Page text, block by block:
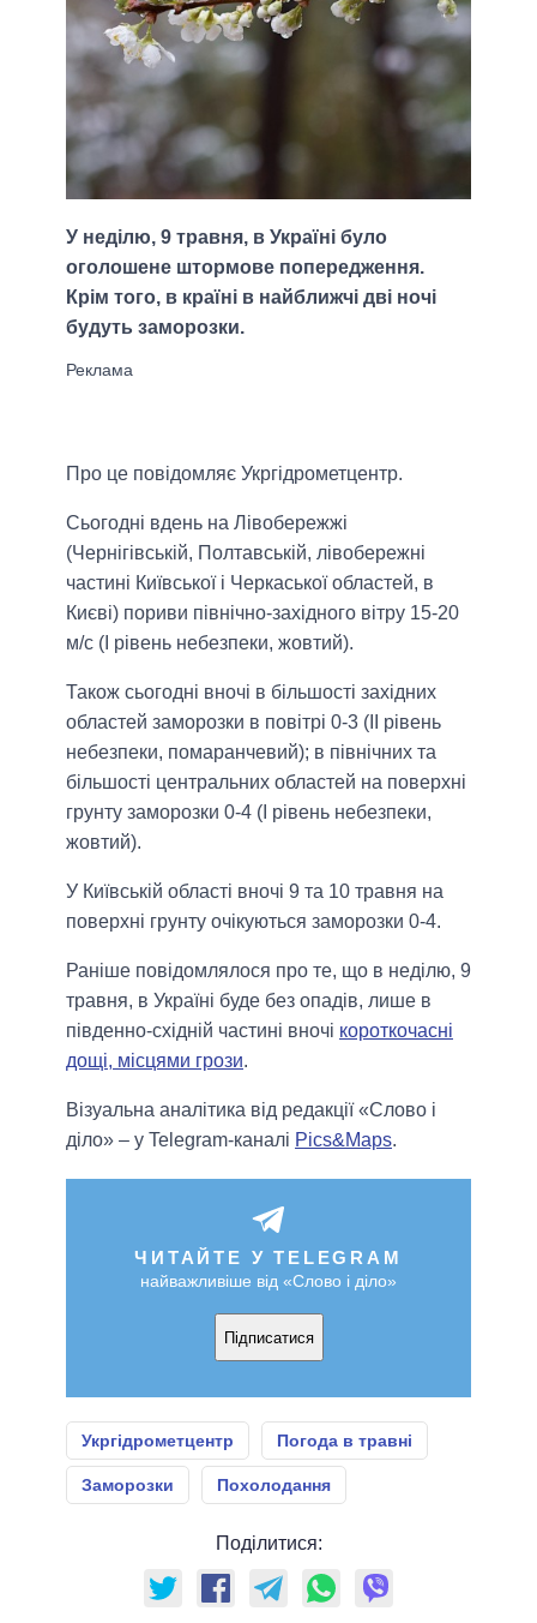
У неділю, 9 травня, в Україні було
оголошене штормове попередження.
Крім того, в країні в найближчі дві ночі
будуть заморозки.
Про це повідомляє Укргідрометцентр.
Сьогодні вдень на Лівобережжі
(Чернігівській, Полтавській, лівобережні
частині Київської і Черкаської областей, в
Києві) пориви північно-західного вітру 15-20
м/с (I рівень небезпеки, жовтий).
Також сьогодні вночі в більшості західних
областей заморозки в повітрі 0-3 (II рівень
небезпеки, помаранчевий); в північних та
більшості центральних областей на поверхні
грунту заморозки 0-4 (I рівень небезпеки,
жовтий).
У Київській області вночі 9 та 10 травня на
поверхні грунту очікуються заморозки 0-4.
Раніше повідомлялося про те, що в неділю, 9
травня, в Україні буде без опадів, лише в
південно-східній частині вночі короткочасні
дощі, місцями грози.
Візуальна аналітика від редакції «Слово і
діло» – у Telegram-каналі Pics&Maps.
ЧИТАЙТЕ У TELEGRAM
найважливіше від «Слово і діло»
Підписатися
Укргідрометцентр Погода в травні
Заморозки Похолодання
Поділитися: